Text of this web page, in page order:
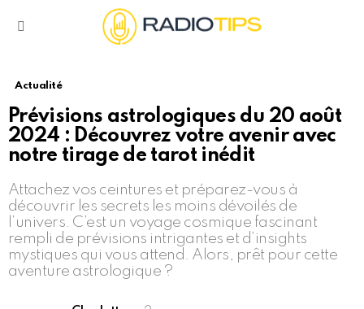
Actualité
Prévisions astrologiques du 20 août
2024 : Découvrez votre avenir avec
notre tirage de tarot inédit
Attachez vos ceintures et préparez-vous à
découvrir les secrets les moins dévoilés de
l’univers. C’est un voyage cosmique fascinant
rempli de prévisions intrigantes et d’insights
mystiques qui vous attend. Alors, prêt pour cette
aventure astrologique ?